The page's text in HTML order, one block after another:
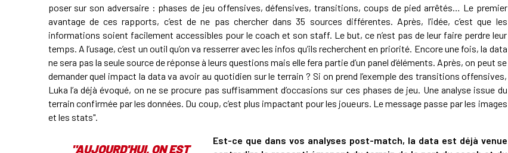
poser sur son adversaire : phases de jeu offensives, défensives, transitions, coups de pied arrêtés… Le premier
avantage de ces rapports, c’est de ne pas chercher dans 35 sources différentes. Après, l’idée, c’est que les
informations soient facilement accessibles pour le coach et son staff. Le but, ce n’est pas de leur faire perdre leur
temps. A l’usage, c’est un outil qu’on va resserrer avec les infos qu’ils recherchent en priorité. Encore une fois, la data
ne sera pas la seule source de réponse à leurs questions mais elle fera partie d’un panel d’éléments. Après, on peut se
demander quel impact la data va avoir au quotidien sur le terrain ? Si on prend l’exemple des transitions offensives,
Luka l’a déjà évoqué, on ne se procure pas suffisamment d’occasions sur ces phases de jeu. Une analyse issue du
terrain confirmée par les données. Du coup, c’est plus impactant pour les joueurs. Le message passe par les images
et les stats".
"AUJOURD'HUI, ON EST
Est-ce que dans vos analyses post-match, la data est déjà venue